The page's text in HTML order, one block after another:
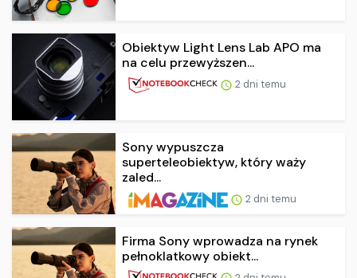
Obiektyw Light Lens Lab APO ma
na celu przewyższen...
2 dni temu
Sony wypuszcza
superteleobiektyw, który waży
zaled...
2 dni temu
Firma Sony wprowadza na rynek
pełnoklatkowy obiekt...